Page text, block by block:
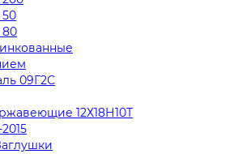
09Г2С
12Х18Н10Т